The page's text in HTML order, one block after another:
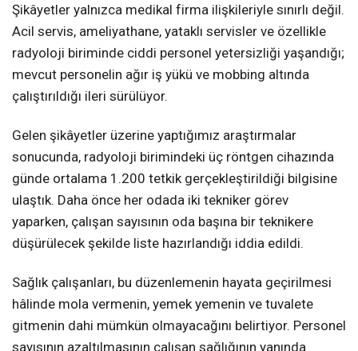
Şikâyetler yalnızca medikal firma ilişkileriyle sınırlı değil.
Acil servis, ameliyathane, yataklı servisler ve özellikle
radyoloji biriminde ciddi personel yetersizliği yaşandığı;
mevcut personelin ağır iş yükü ve mobbing altında
çalıştırıldığı ileri sürülüyor.
Gelen şikâyetler üzerine yaptığımız araştırmalar
sonucunda, radyoloji birimindeki üç röntgen cihazında
günde ortalama 1.200 tetkik gerçekleştirildiği bilgisine
ulaştık. Daha önce her odada iki tekniker görev
yaparken, çalışan sayısının oda başına bir teknikere
düşürülecek şekilde liste hazırlandığı iddia edildi.
Sağlık çalışanları, bu düzenlemenin hayata geçirilmesi
hâlinde mola vermenin, yemek yemenin ve tuvalete
gitmenin dahi mümkün olmayacağını belirtiyor. Personel
sayısının azaltılmasının çalışan sağlığının yanında